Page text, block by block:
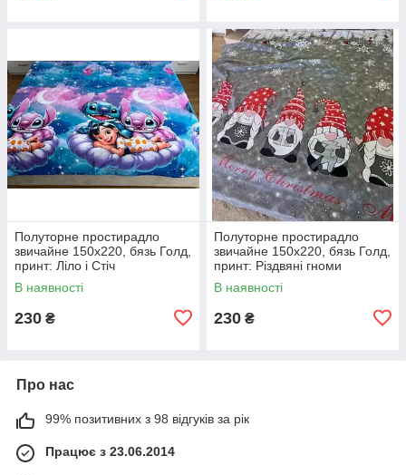
Полуторне простирадло
звичайне 150х220, бязь Голд,
принт: Ліло і Стіч
В наявності
230 ₴
Полуторне простирадло
звичайне 150х220, бязь Голд,
принт: Різдвяні гноми
В наявності
230 ₴
Про нас
99% позитивних з 98 відгуків за рік
Працює з 23.06.2014